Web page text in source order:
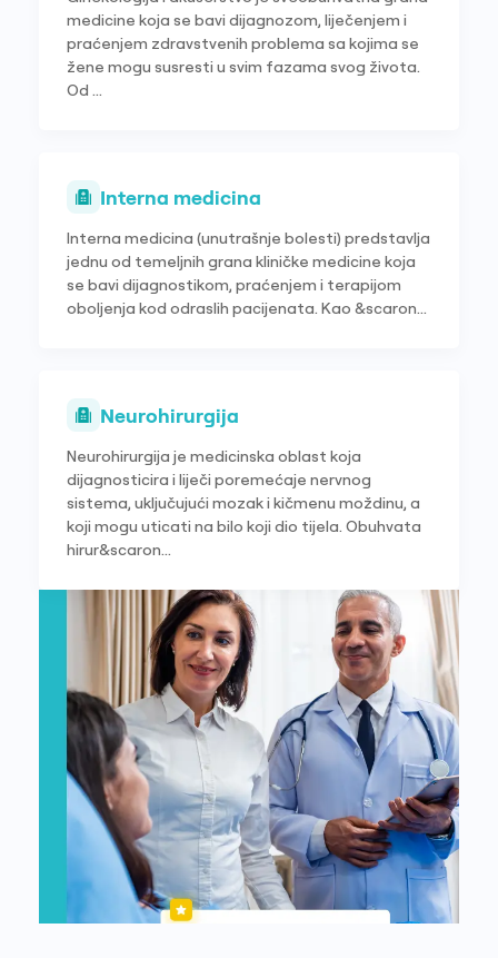
medicine koja se bavi dijagnozom, liječenjem i
praćenjem zdravstvenih problema sa kojima se
žene mogu susresti u svim fazama svog života.
Od ...
Interna medicina
Interna medicina (unutrašnje bolesti) predstavlja
jednu od temeljnih grana kliničke medicine koja
se bavi dijagnostikom, praćenjem i terapijom
oboljenja kod odraslih pacijenata. Kao &scaron...
Neurohirurgija
Neurohirurgija je medicinska oblast koja
dijagnosticira i liječi poremećaje nervnog
sistema, uključujući mozak i kičmenu moždinu, a
koji mogu uticati na bilo koji dio tijela. Obuhvata
hirur&scaron...